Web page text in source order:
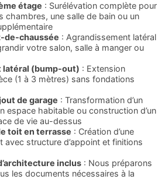
étage : Surélévation complète pour
chambres, une salle de bain ou un
de-chaussée : Agrandissement latéral
votre salon, salle à manger ou
latéral (bump-out) : Extension
(1 à 3 mètres) sans fondations
de garage : Transformation d’un
espace habitable ou construction d’un
de vie au-dessus
toit en terrasse : Création d’une
avec structure d’appoint et finitions
inclus : Nous préparons
les documents nécessaires à la